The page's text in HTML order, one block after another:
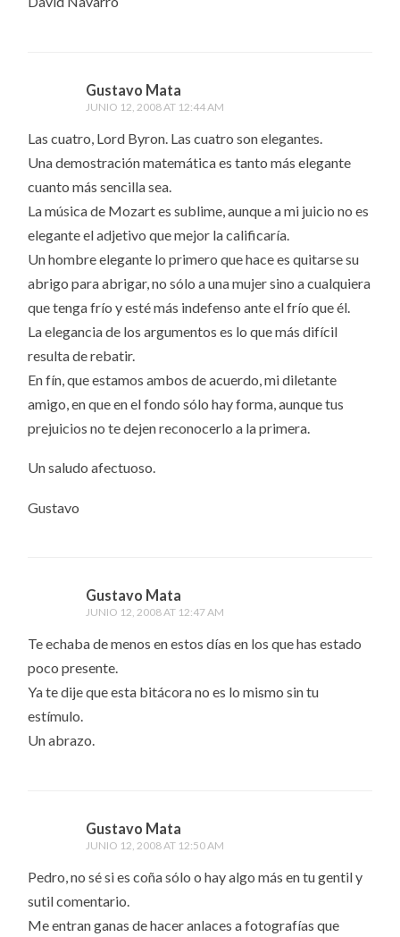
Gustavo Mata
JUNIO 12, 2008 AT 12:44 AM
Las cuatro, Lord Byron. Las cuatro son elegantes.
Una demostración matemática es tanto más elegante
cuanto más sencilla sea.
La música de Mozart es sublime, aunque a mi juicio no es
elegante el adjetivo que mejor la calificaría.
Un hombre elegante lo primero que hace es quitarse su
abrigo para abrigar, no sólo a una mujer sino a cualquiera
que tenga frío y esté más indefenso ante el frío que él.
La elegancia de los argumentos es lo que más difícil
resulta de rebatir.
En fín, que estamos ambos de acuerdo, mi diletante
amigo, en que en el fondo sólo hay forma, aunque tus
prejuicios no te dejen reconocerlo a la primera.
Un saludo afectuoso.
Gustavo
Gustavo Mata
JUNIO 12, 2008 AT 12:47 AM
Te echaba de menos en estos días en los que has estado
poco presente.
Ya te dije que esta bitácora no es lo mismo sin tu
estímulo.
Un abrazo.
Gustavo Mata
JUNIO 12, 2008 AT 12:50 AM
Pedro, no sé si es coña sólo o hay algo más en tu gentil y
sutil comentario.
Me entran ganas de hacer anlaces a fotografías que